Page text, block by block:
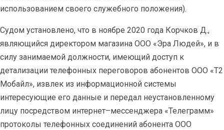
использованием своего служебного положения).
Судом установлено, что в ноябре 2020 года Корчков Д.,
являющийся директором магазина ООО «Эра Людей», и в
силу занимаемой должности, имеющий доступ к
детализации телефонных переговоров абонентов ООО «Т2
Мобайл», извлек из информационной системы
интересующие его данные и передал неустановленному
лицу посредством интернет–мессенджера «Телеграмм»
протоколы телефонных соединений абонента ООО